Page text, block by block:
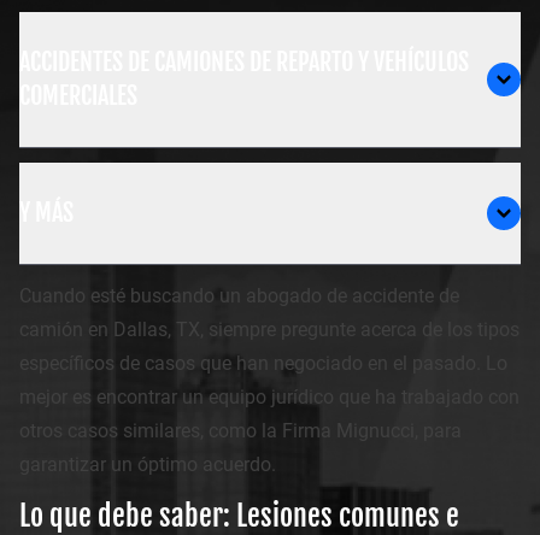
Cuando esté buscando un abogado de accidente de
camión en Dallas, TX, siempre pregunte acerca de los tipos
específicos de casos que han negociado en el pasado. Lo
mejor es encontrar un equipo jurídico que ha trabajado con
otros casos similares, como la Firma Mignucci, para
garantizar un óptimo acuerdo.
Lo que debe saber: Lesiones comunes e